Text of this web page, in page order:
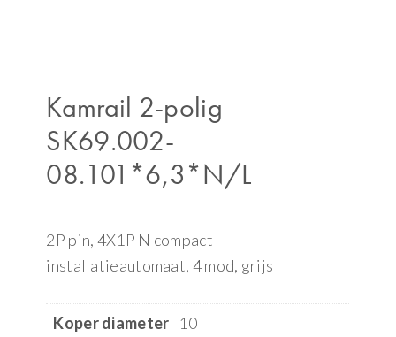
Kamrail 2-polig
SK69.002-
08.101*6,3*N/L
2P pin, 4X1P N compact
installatieautomaat, 4 mod, grijs
Koper diameter 10